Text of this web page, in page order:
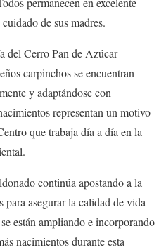
de sus madres.
del Cerro Pan de Azúcar
carpinchos se encuentran
y adaptándose con
representan un motivo
que trabaja día a día en la
continúa apostando a la
para asegurar la calidad de vida
están ampliando e incorporando
nacimientos durante esta